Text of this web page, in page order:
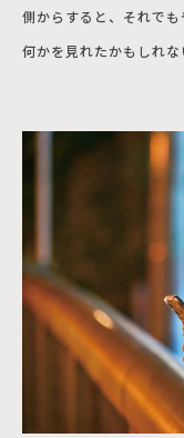
側からすると、それで
何かを見れたかもしれな